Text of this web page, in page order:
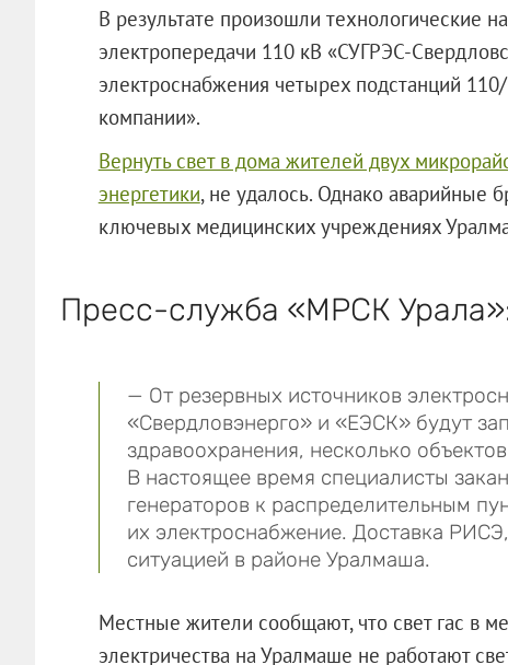
В результате произошли технологические
электропередачи 110 кВ «СУГРЭС-
электроснабжения четырех подстанций
компании».
Вернуть свет в дома жителей двух
энергетики, не удалось. Однако аварийные
ключевых медицинских учреждениях
Пресс-служба «МРСК
— От резервных источников
«Свердловэнерго» и «ЕЭСК» будут
здравоохранения, несколько
В настоящее время специалисты
генераторов к распределительным
их электроснабжение. Доставка
ситуацией в районе Уралмаша.
Местные жители сообщают, что свет гас в
электричества на Уралмаше не работают